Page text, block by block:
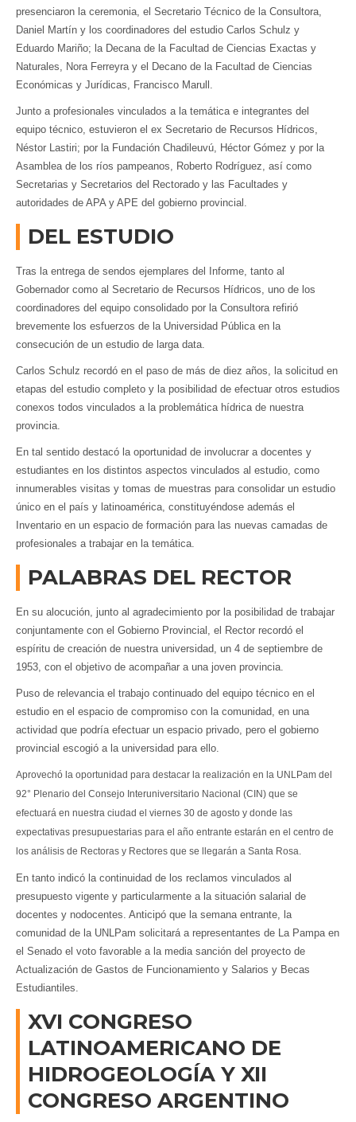
presenciaron la ceremonia, el Secretario Técnico de la Consultora,
Daniel Martín y los coordinadores del estudio Carlos Schulz y
Eduardo Mariño; la Decana de la Facultad de Ciencias Exactas y
Naturales, Nora Ferreyra y el Decano de la Facultad de Ciencias
Económicas y Jurídicas, Francisco Marull.
Junto a profesionales vinculados a la temática e integrantes del
equipo técnico, estuvieron el ex Secretario de Recursos Hídricos,
Néstor Lastiri; por la Fundación Chadileuvú, Héctor Gómez y por la
Asamblea de los ríos pampeanos, Roberto Rodríguez, así como
Secretarias y Secretarios del Rectorado y las Facultades y
autoridades de APA y APE del gobierno provincial.
DEL ESTUDIO
Tras la entrega de sendos ejemplares del Informe, tanto al
Gobernador como al Secretario de Recursos Hídricos, uno de los
coordinadores del equipo consolidado por la Consultora refirió
brevemente los esfuerzos de la Universidad Pública en la
consecución de un estudio de larga data.
Carlos Schulz recordó en el paso de más de diez años, la solicitud en
etapas del estudio completo y la posibilidad de efectuar otros estudios
conexos todos vinculados a la problemática hídrica de nuestra
provincia.
En tal sentido destacó la oportunidad de involucrar a docentes y
estudiantes en los distintos aspectos vinculados al estudio, como
innumerables visitas y tomas de muestras para consolidar un estudio
único en el país y latinoamérica, constituyéndose además el
Inventario en un espacio de formación para las nuevas camadas de
profesionales a trabajar en la temática.
PALABRAS DEL RECTOR
En su alocución, junto al agradecimiento por la posibilidad de trabajar
conjuntamente con el Gobierno Provincial, el Rector recordó el
espíritu de creación de nuestra universidad, un 4 de septiembre de
1953, con el objetivo de acompañar a una joven provincia.
Puso de relevancia el trabajo continuado del equipo técnico en el
estudio en el espacio de compromiso con la comunidad, en una
actividad que podría efectuar un espacio privado, pero el gobierno
provincial escogió a la universidad para ello.
Aprovechó la oportunidad para destacar la realización en la UNLPam del
92° Plenario del Consejo Interuniversitario Nacional (CIN) que se
efectuará en nuestra ciudad el viernes 30 de agosto y donde las
expectativas presupuestarias para el año entrante estarán en el centro de
los análisis de Rectoras y Rectores que se llegarán a Santa Rosa.
En tanto indicó la continuidad de los reclamos vinculados al
presupuesto vigente y particularmente a la situación salarial de
docentes y nodocentes. Anticipó que la semana entrante, la
comunidad de la UNLPam solicitará a representantes de La Pampa en
el Senado el voto favorable a la media sanción del proyecto de
Actualización de Gastos de Funcionamiento y Salarios y Becas
Estudiantiles.
XVI CONGRESO
LATINOAMERICANO DE
HIDROGEOLOGÍA Y XII
CONGRESO ARGENTINO